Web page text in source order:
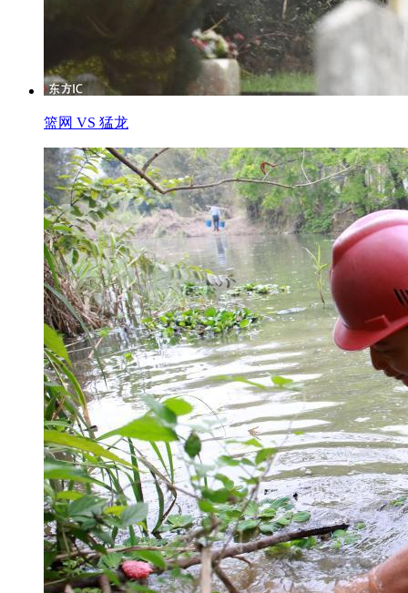
篮网 VS 猛龙